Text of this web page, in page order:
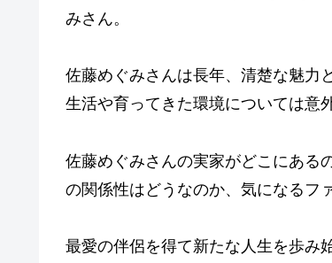
みさん。
佐藤めぐみさんは長年、清楚な魅力
生活や育ってきた環境については意
佐藤めぐみさんの実家がどこにある
の関係性はどうなのか、気になるフ
最愛の伴侶を得て新たな人生を歩み